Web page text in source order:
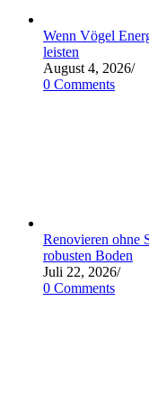
Wenn Vögel
leisten
August 4, 2026/
0 Comments
Renovieren ohne
robusten Boden
Juli 22, 2026/
0 Comments